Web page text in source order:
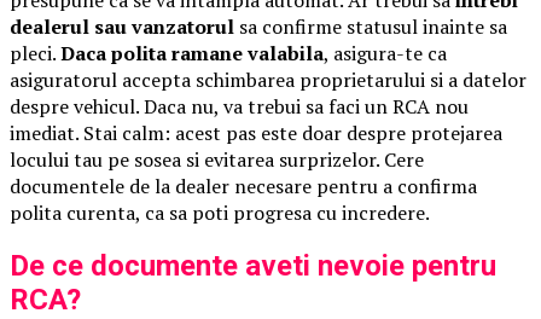
dealerul sau vanzatorul sa confirme statusul inainte sa
pleci.Daca polita ramane valabila, asigura-te ca
asiguratorul accepta schimbarea proprietarului si a datelor
despre vehicul. Daca nu, va trebui sa faci un RCA nou
imediat. Stai calm: acest pas este doar despre protejarea
locului tau pe sosea si evitarea surprizelor. Cere
documentele de la dealer necesare pentru a confirma
polita curenta, ca sa poti progresa cu incredere.
De ce documente aveti nevoie pentru
RCA?